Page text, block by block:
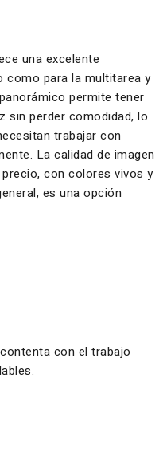
una excelente
como para la multitarea y
permite tener
sin perder comodidad, lo
trabajar con
La calidad de imagen
con colores vivos y
es una opción
con el trabajo